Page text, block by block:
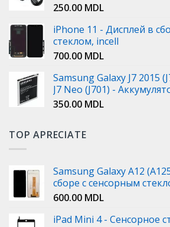
250.00 MDL
iPhone 11 - Дисплей в
стеклом, incell
700.00 MDL
Samsung Galaxy J7 2015
J7 Neo (J701) -
350.00 MDL
TOP APRECIATE
Samsung Galaxy A12
сборе с сенсорным
600.00 MDL
iPad Mini 4 - Сенсорное